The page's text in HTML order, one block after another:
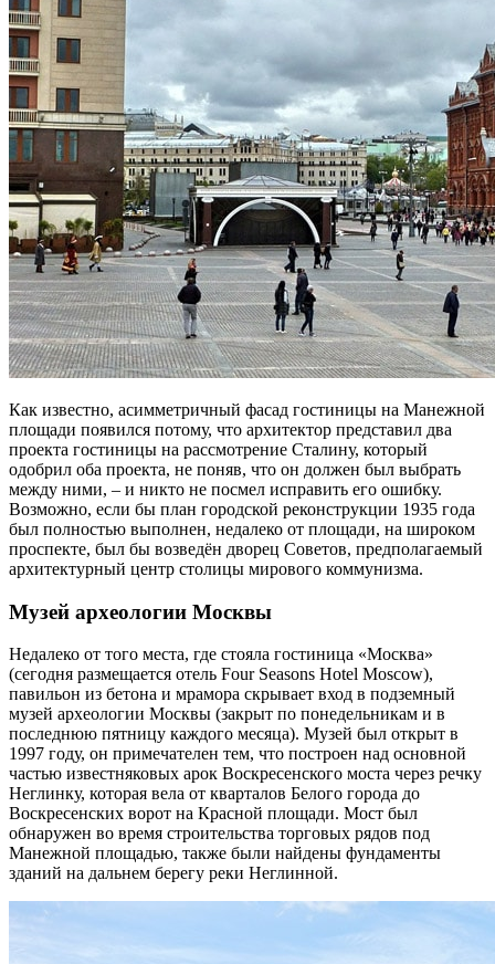
Как известно, асимметричный фасад гостиницы на Манежной
площади появился потому, что архитектор представил два
проекта гостиницы на рассмотрение Сталину, который
одобрил оба проекта, не поняв, что он должен был выбрать
между ними, – и никто не посмел исправить его ошибку.
Возможно, если бы план городской реконструкции 1935 года
был полностью выполнен, недалеко от площади, на широком
проспекте, был бы возведён дворец Советов, предполагаемый
архитектурный центр столицы мирового коммунизма.
Музей археологии Москвы
Недалеко от того места, где стояла гостиница «Москва»
(сегодня размещается отель Four Seasons Hotel Moscow),
павильон из бетона и мрамора скрывает вход в подземный
музей археологии Москвы (закрыт по понедельникам и в
последнюю пятницу каждого месяца). Музей был открыт в
1997 году, он примечателен тем, что построен над основной
частью известняковых арок Воскресенского моста через речку
Неглинку, которая вела от кварталов Белого города до
Воскресенских ворот на Красной площади. Мост был
обнаружен во время строительства торговых рядов под
Манежной площадью, также были найдены фундаменты
зданий на дальнем берегу реки Неглинной.